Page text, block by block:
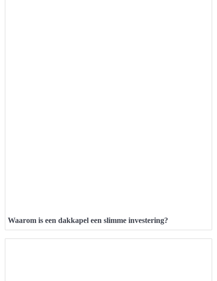
Waarom is een dakkapel een slimme investering?